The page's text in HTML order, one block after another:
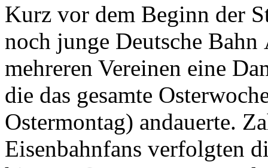
Kurz vor dem Beginn der
noch junge Deutsche
mehreren Vereinen eine
die das gesamte
Ostermontag) andauerte.
Eisenbahnfans verfolgten